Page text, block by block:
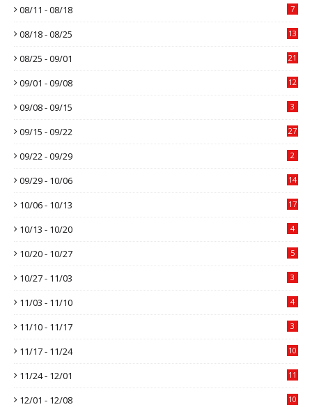
08/11 - 08/18 7
08/18 - 08/25 13
08/25 - 09/01 21
09/01 - 09/08 12
09/08 - 09/15 3
09/15 - 09/22 27
09/22 - 09/29 2
09/29 - 10/06 14
10/06 - 10/13 17
10/13 - 10/20 4
10/20 - 10/27 5
10/27 - 11/03 3
11/03 - 11/10 4
11/10 - 11/17 3
11/17 - 11/24 10
11/24 - 12/01 11
12/01 - 12/08 10